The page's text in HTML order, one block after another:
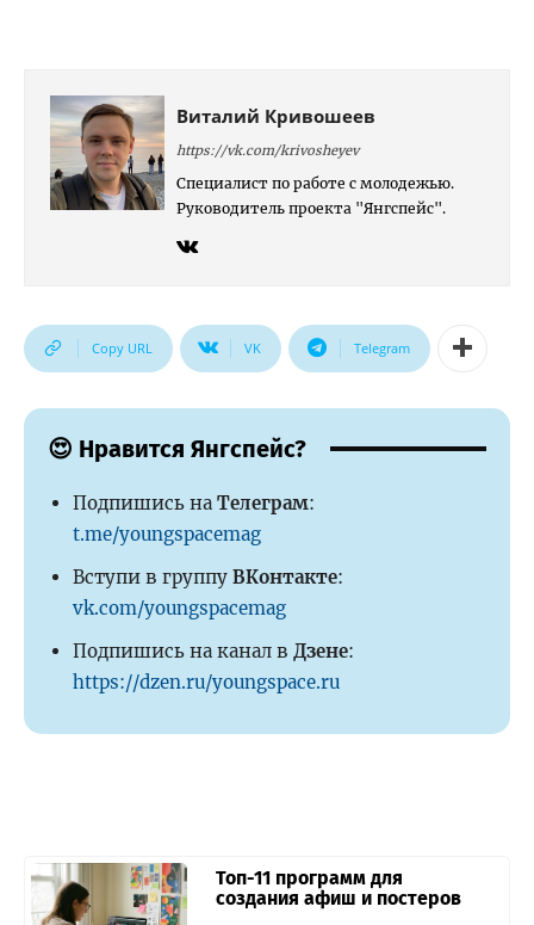
Виталий Кривошеев
https://vk.com/krivosheyev
Специалист по работе с молодежью.
Руководитель проекта "Янгспейс".
Copy URL VK Telegram
😍 Нравится Янгспейс?
Подпишись на Телеграм:
t.me/youngspacemag
Вступи в группу ВКонтакте:
vk.com/youngspacemag
Подпишись на канал в Дзене:
https://dzen.ru/youngspace.ru
Топ-11 программ для
создания афиш и постеров